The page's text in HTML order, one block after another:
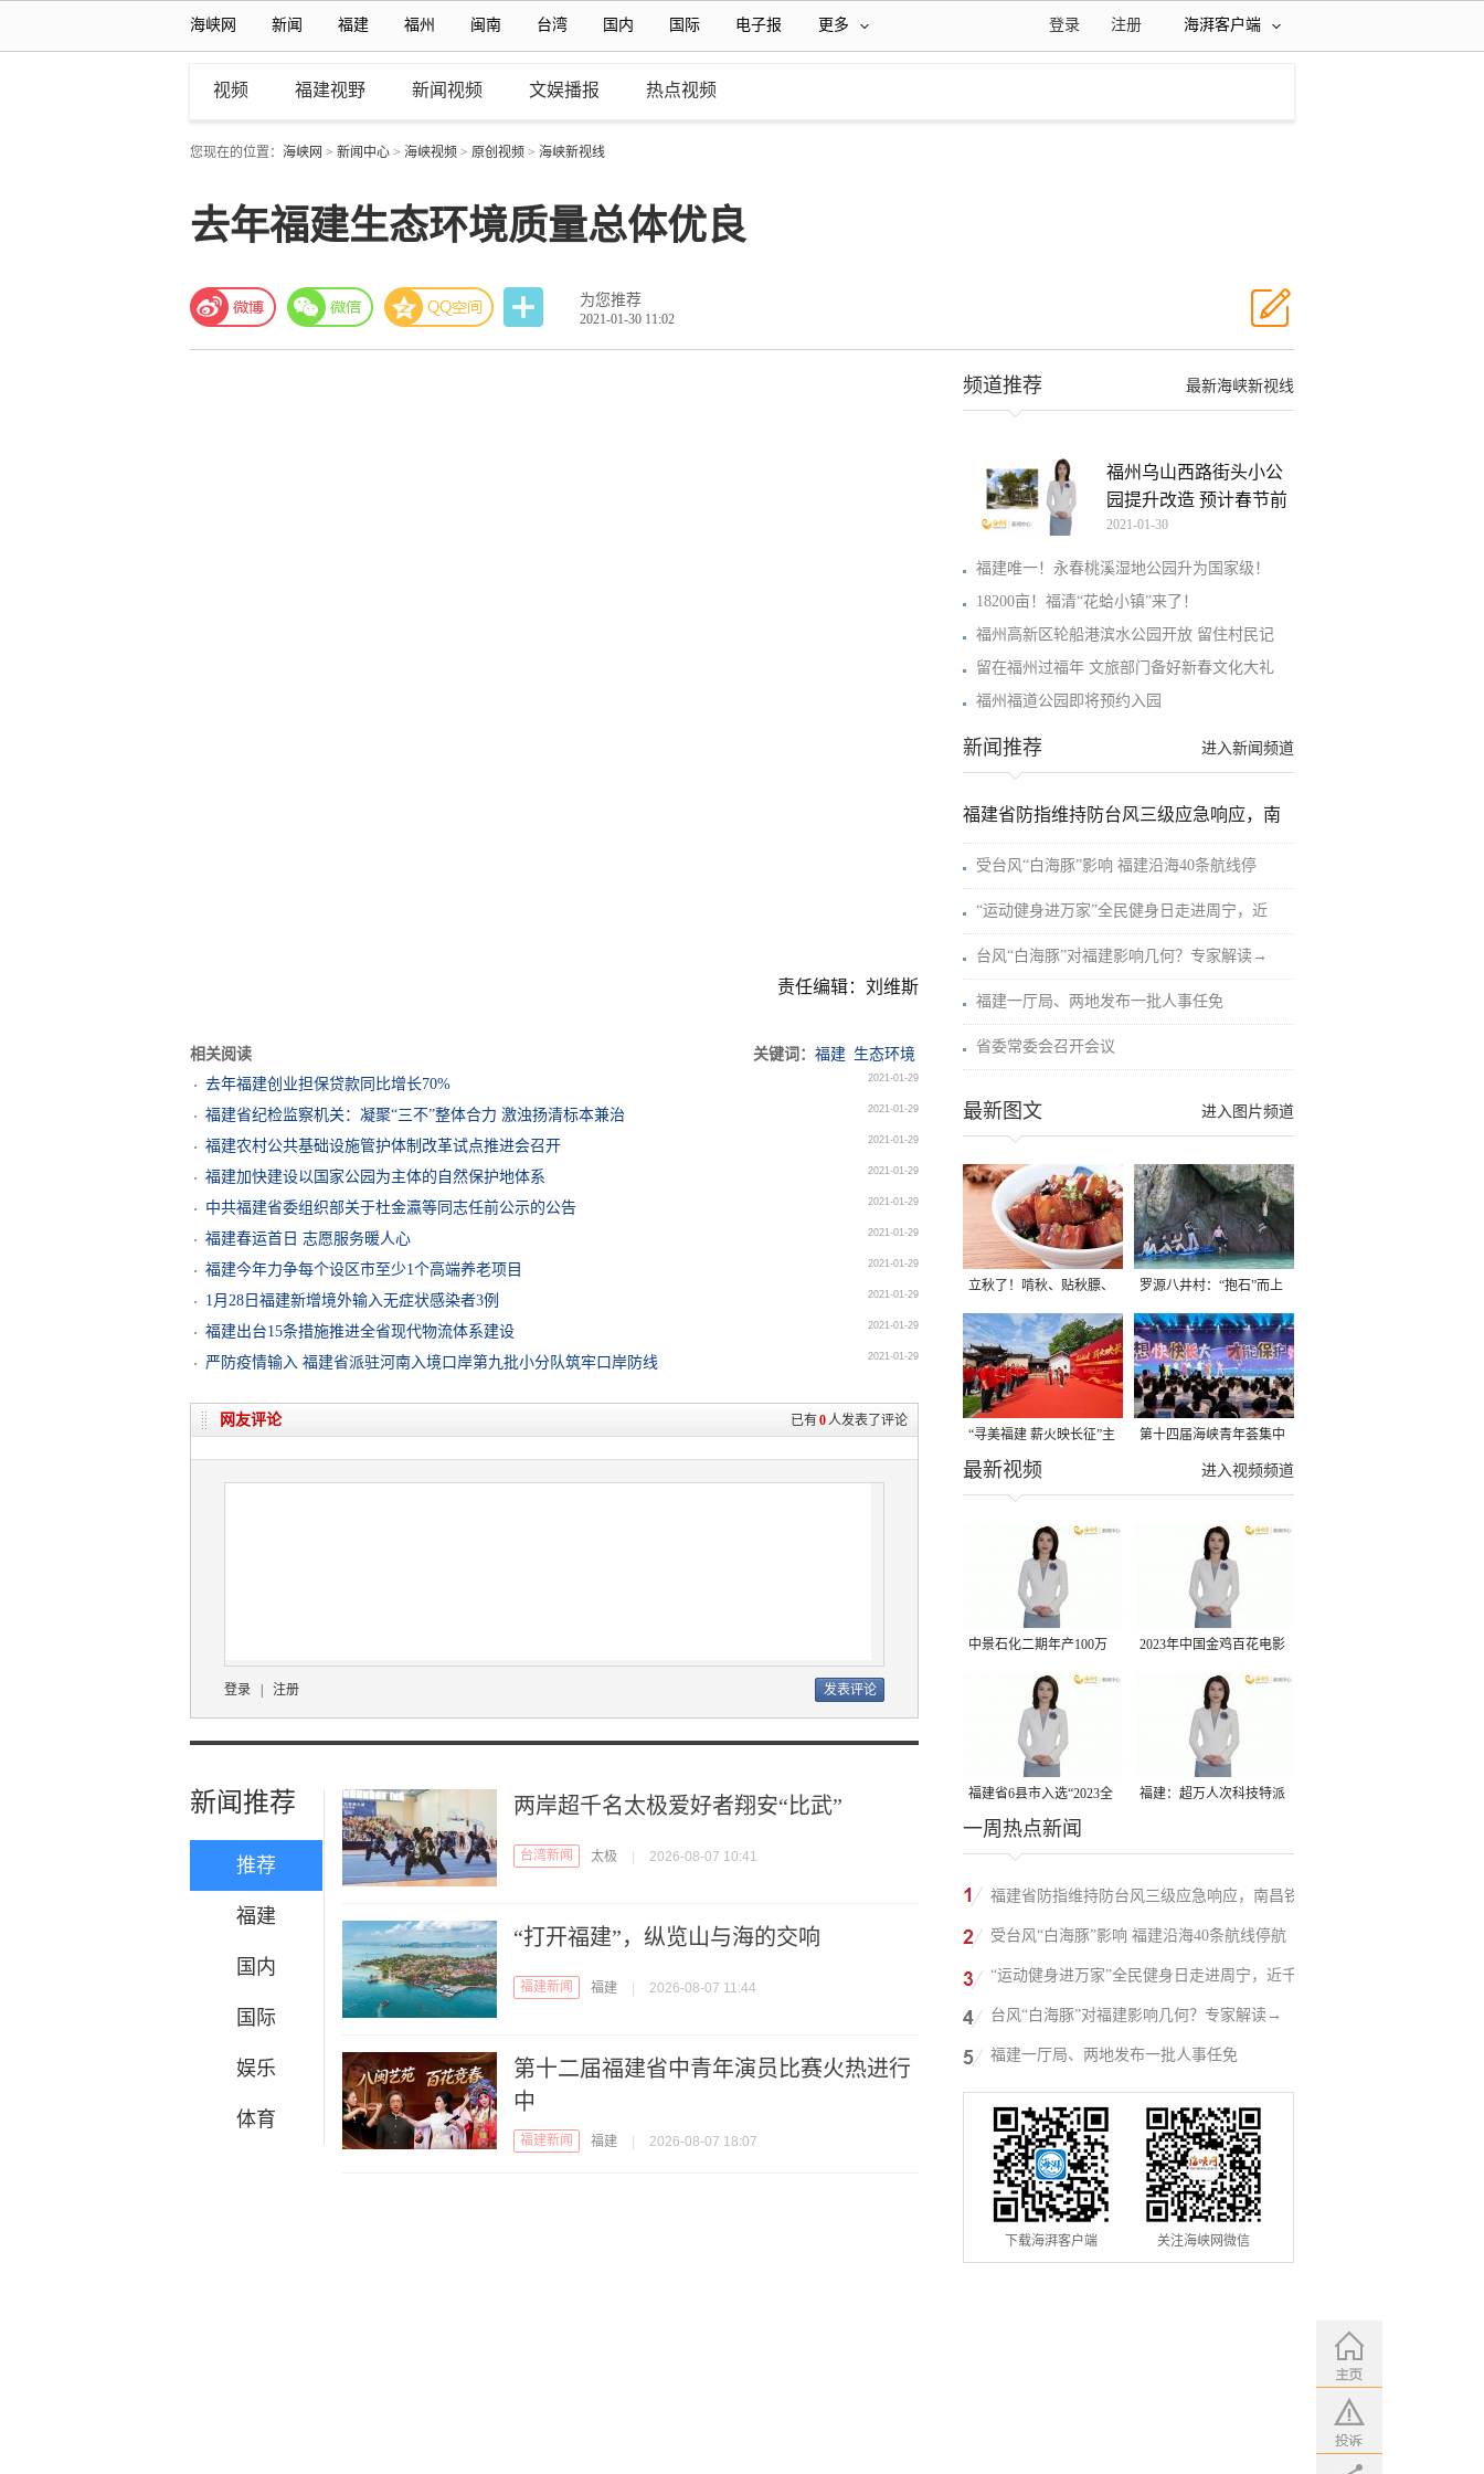
海峡网 新闻 福建 福州 闽南 台湾 国内 国际 电子报 更多 海湃客户端
注册
登录
视频 福建视野 新闻视频 文娱播报 热点视频
您现在的位置： 海峡网 > 新闻中心 > 海峡视频 > 原创视频 > 海峡新视线
去年福建生态环境质量总体优良
为您推荐
2021-01-30 11:02
责任编辑：刘维斯
相关阅读 关键词： 福建 生态环境
去年福建创业担保贷款同比增长70%
2021-01-29
福建省纪检监察机关：凝聚“三不”整体合力 激浊扬清标本兼治 2021-01-29
福建农村公共基础设施管护体制改革试点推进会召开 2021-01-29
福建加快建设以国家公园为主体的自然保护地体系 2021-01-29
中共福建省委组织部关于杜金瀛等同志任前公示的公告 2021-01-29
福建春运首日 志愿服务暖人心 2021-01-29
福建今年力争每个设区市至少1个高端养老项目 2021-01-29
1月28日福建新增境外输入无症状感染者3例 2021-01-29
福建出台15条措施推进全省现代物流体系建设 2021-01-29
严防疫情输入 福建省派驻河南入境口岸第九批小分队筑牢口岸防线 2021-01-29
已有0人发表了评论
网友评论
登录 注册
新闻推荐
推荐
福建
国内
国际
娱乐
体育
两岸超千名太极爱好者翔安“比武”
台湾新闻 太极 2026-08-07 10:41
“打开福建”，纵览山与海的交响
福建新闻 福建 2026-08-07 11:44
第十二届福建省中青年演员比赛火热进行
中
福建新闻 福建 2026-08-07 18:07
最新海峡新视线
频道推荐
福州乌山西路街头小公
园提升改造 预计春节前
2021-01-30
福建唯一！永春桃溪湿地公园升为国家级！
18200亩！福清“花蛤小镇”来了！
福州高新区轮船港滨水公园开放 留住村民记
留在福州过福年 文旅部门备好新春文化大礼
福州福道公园即将预约入园
进入新闻频道
新闻推荐
福建省防指维持防台风三级应急响应，南
受台风“白海豚”影响 福建沿海40条航线停
“运动健身进万家”全民健身日走进周宁，近
台风“白海豚”对福建影响几何？专家解读→
福建一厅局、两地发布一批人事任免
省委常委会召开会议
进入图片频道
最新图文
立秋了！啃秋、贴秋膘、
晒秋，福建人这样过才够
味→
罗源八井村：“抱石”而上
“寻美福建 薪火映长征”主
题活动在龙岩长汀启动
第十四届海峡青年荟集中
阶段活动在福州举行
进入视频频道
最新视频
中景石化二期年产100万
吨丙烷脱氢项目建成中交
2023年中国金鸡百花电影
节有福电影巡展31日启动
福建省6县市入选“2023全
国县域发展潜力百强县”
福建：超万人次科技特派
一周热点新闻
福建省防指维持防台风三级应急响应，南昌铁
路停运部分旅客列车→
受台风“白海豚”影响 福建沿海40条航线停航
“运动健身进万家”全民健身日走进周宁，近千
人徒步云端
台风“白海豚”对福建影响几何？专家解读→
福建一厅局、两地发布一批人事任免
下载海湃客户端 关注海峡网微信